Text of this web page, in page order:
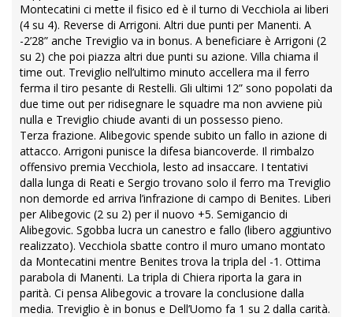
Montecatini ci mette il fisico ed è il turno di Vecchiola ai liberi
(4 su 4). Reverse di Arrigoni. Altri due punti per Manenti. A
-2’28” anche Treviglio va in bonus. A beneficiare è Arrigoni (2
su 2) che poi piazza altri due punti su azione. Villa chiama il
time out. Treviglio nell’ultimo minuto accellera ma il ferro
ferma il tiro pesante di Restelli. Gli ultimi 12” sono popolati da
due time out per ridisegnare le squadre ma non avviene più
nulla e Treviglio chiude avanti di un possesso pieno.
Terza frazione. Alibegovic spende subito un fallo in azione di
attacco. Arrigoni punisce la difesa biancoverde. Il rimbalzo
offensivo premia Vecchiola, lesto ad insaccare. I tentativi
dalla lunga di Reati e Sergio trovano solo il ferro ma Treviglio
non demorde ed arriva l’infrazione di campo di Benites. Liberi
per Alibegovic (2 su 2) per il nuovo +5. Semigancio di
Alibegovic. Sgobba lucra un canestro e fallo (libero aggiuntivo
realizzato). Vecchiola sbatte contro il muro umano montato
da Montecatini mentre Benites trova la tripla del -1. Ottima
parabola di Manenti. La tripla di Chiera riporta la gara in
parità. Ci pensa Alibegovic a trovare la conclusione dalla
media. Treviglio è in bonus e Dell’Uomo fa 1 su 2 dalla carità.